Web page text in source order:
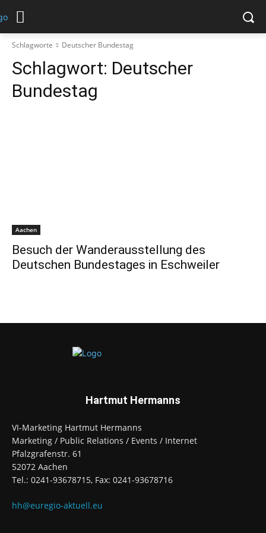
Schlagworte Deutscher Bundestag
Schlagwort: Deutscher
Bundestag
Aachen
Besuch der Wanderausstellung des
Deutschen Bundestages in Eschweiler
Hartmut Hermanns
VI-Marketing Hartmut Hermanns
Marketing / Public Relations / Events / Internet
Pfalzgrafenstr. 61
52072 Aachen
Tel.: 0241-93678715, Fax: 0241-93678716
hh@euregio-aktuell.eu